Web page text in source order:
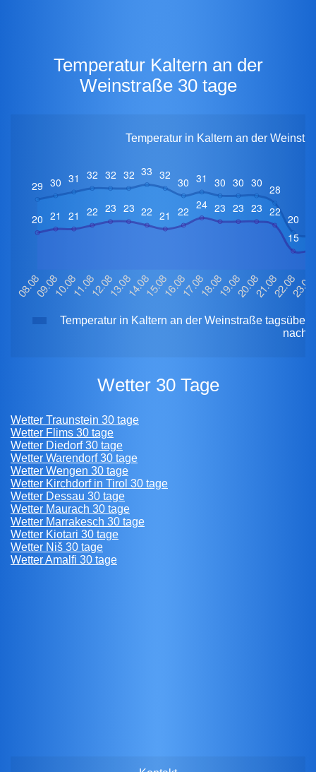
Temperatur Kaltern an der
Weinstraße 30 tage
Temperatur in Kaltern an der
Temperatur in Kaltern an der Weinstraße tagsüber
nacht
Wetter 30 Tage
Wetter Traunstein 30 tage
Wetter Flims 30 tage
Wetter Diedorf 30 tage
Wetter Warendorf 30 tage
Wetter Wengen 30 tage
Wetter Kirchdorf in Tirol 30 tage
Wetter Dessau 30 tage
Wetter Maurach 30 tage
Wetter Marrakesch 30 tage
Wetter Kiotari 30 tage
Wetter Niš 30 tage
Wetter Amalfi 30 tage